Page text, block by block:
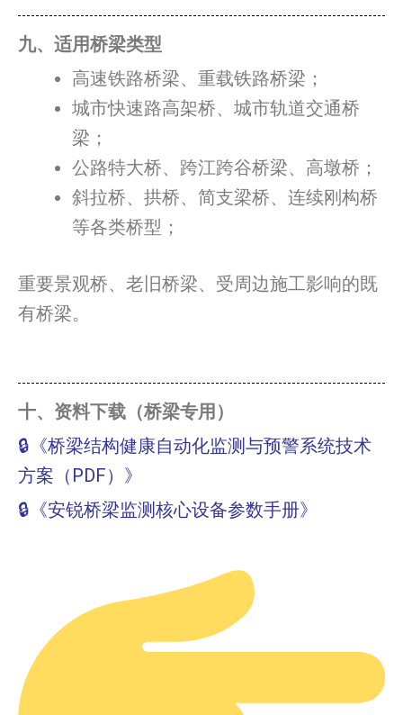
九、适用桥梁类型
高速铁路桥梁、重载铁路桥梁；
城市快速路高架桥、城市轨道交通桥
梁；
公路特大桥、跨江跨谷桥梁、高墩桥；
斜拉桥、拱桥、简支梁桥、连续刚构桥
等各类桥型；
重要景观桥、老旧桥梁、受周边施工影响的既
有桥梁。
十、资料下载（桥梁专用）
🔒《桥梁结构健康自动化监测与预警系统技术
方案（PDF）》
🔒《安锐桥梁监测核心设备参数手册》